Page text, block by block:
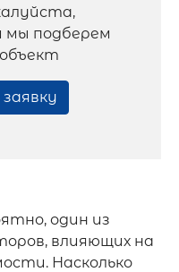
мы подберем
один из
влияющих на
Насколько